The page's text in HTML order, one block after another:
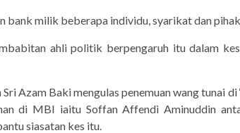
bank milik beberapa individu, syarikat dan
ahli politik berpengaruh itu dalam
Azam Baki mengulas penemuan wang tunai di
di MBI iaitu Soffan Affendi Aminuddin
siasatan kes itu.